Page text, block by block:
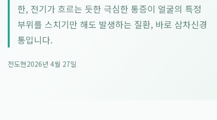
한, 전기가 흐르는 듯한 극심한 통증이 얼굴의 특정
부위를 스치기만 해도 발생하는 질환, 바로 삼차신경
통입니다.
전도현2026년 4월 27일